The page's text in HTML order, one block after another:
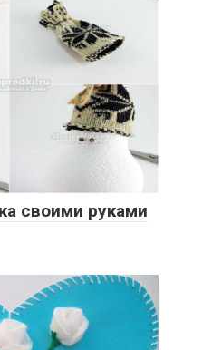
своими руками